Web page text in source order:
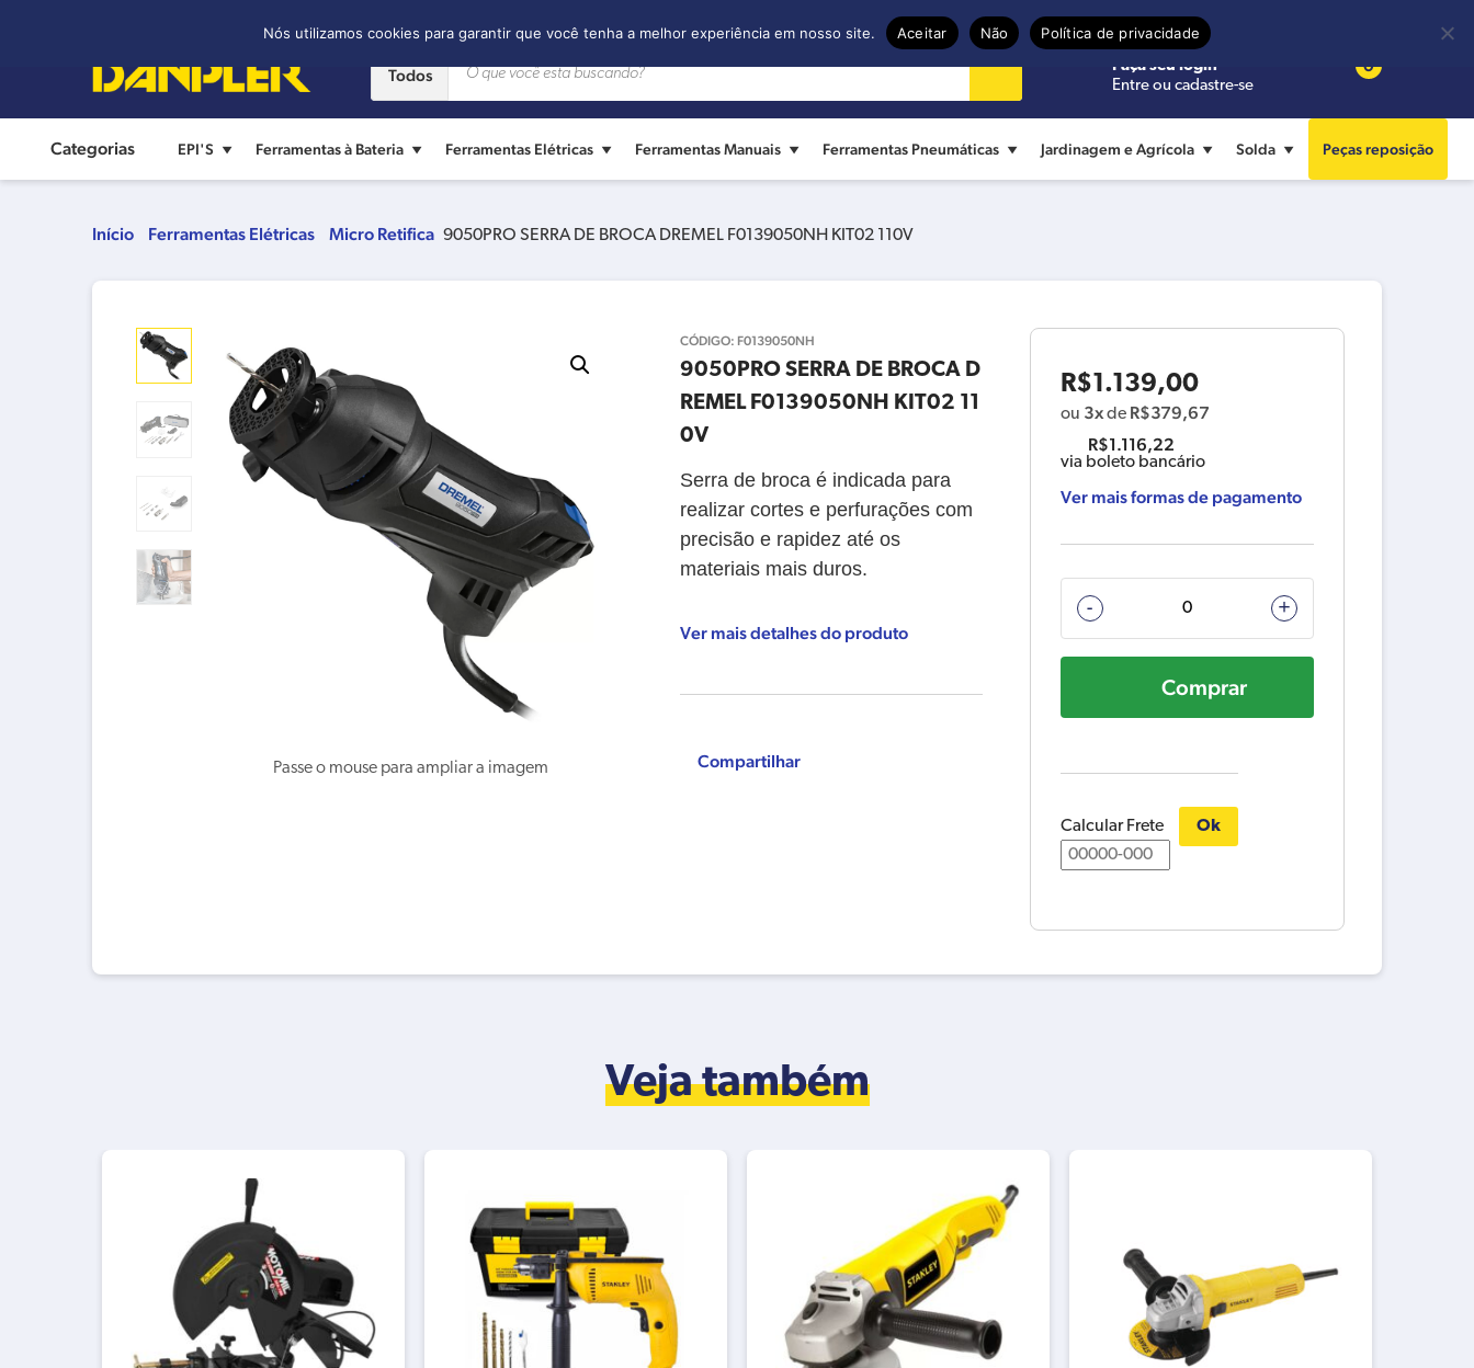
Precisa de ajuda?
Todos
Faça seu login
Entre ou cadastre-se
0
Categorias EPI'S Ferramentas à Bateria Ferramentas Elétricas Ferramentas Manuais Ferramentas Pneumáticas Jardinagem e Agrícola Solda Peças reposição
Início Ferramentas Elétricas Micro Retifica 9050PRO SERRA DE BROCA DREMEL F0139050NH KIT02 110V
CÓDIGO: F0139050NH
9050PRO SERRA DE BROCA D
REMEL F0139050NH KIT02 11
0V
Serra de broca é indicada para
realizar cortes e perfurações com
precisão e rapidez até os
materiais mais duros.
Ver mais detalhes do produto
Compartilhar
R$1.139,00
ou 3xde R$379,67
R$1.116,22
via boleto bancário
Ver mais formas de pagamento
-
9050PRO
DE
BROCA
quantidade
+
Comprar
Calcular Frete Ok
Veja também
Nós utilizamos cookies para garantir que você tenha a melhor experiência em nosso site. Aceitar Não Política de privacidade